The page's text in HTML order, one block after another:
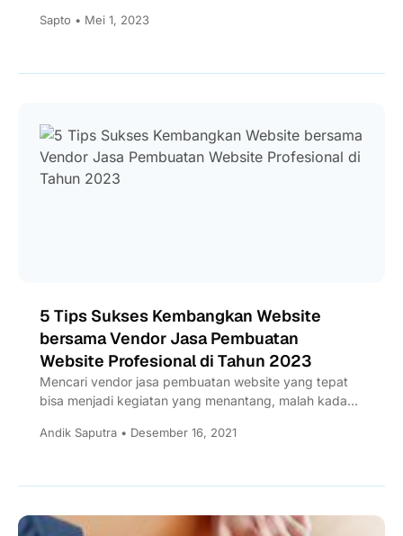
Sapto • Mei 1, 2023
5 Tips Sukses Kembangkan Website
bersama Vendor Jasa Pembuatan
Website Profesional di Tahun 2023
Mencari vendor jasa pembuatan website yang tepat
bisa menjadi kegiatan yang menantang, malah kadang
Andik Saputra • Desember 16, 2021